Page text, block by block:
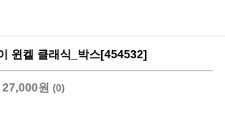
윈켈 클래식_박스[454532]
27,000원 (0)